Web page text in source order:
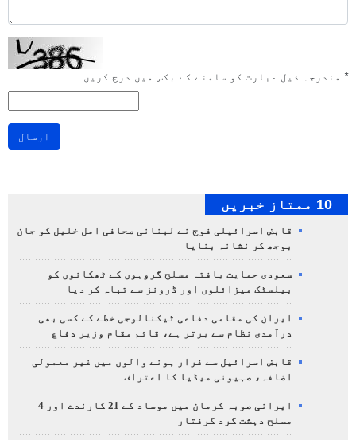
* مندرجہ ذیل عبارت کو سامنے کے بکس میں درج کریں
ارسال
10 ممتاز خبریں
قابض اسرائیلی فوج نے لبنانی صحافی امل خلیل کو جان
بوجھ کر نشانہ بنایا
سعودی حمایت یافتہ مسلح گروہوں کے ٹھکانوں کو
بیلسٹک میزائلوں اور ڈرونز سے تباہ کر دیا
ایران کی مقامی دفاعی ٹیکنالوجی خطے کے کسی بھی
درآمدی نظام سے برتر ہے، قائم مقام وزیر دفاع
قابض اسرائیل سے فرار ہونے والوں میں غیر معمولی
اضافہ، صہیونی میڈیا کا اعتراف
ایرانی صوبہ کرمان میں موساد کے 21 کارندے اور 4
مسلح دہشت گرد گرفتار